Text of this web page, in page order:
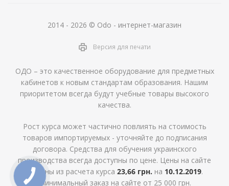
2014 - 2026 © Odo - интернет-магазин
Версия для печати
ОДО – это качественное оборудование для предметных
кабинетов к новым стандартам образования. Нашим
приоритетом всегда будут учебные товары высокого
качества.
Рост курса может частично повлиять на стоимость
товаров импортируемых - уточняйте до подписания
договора. Средства для обучения украинского
производства всегда доступны по цене. Цены на сайте
указаны из расчета курса 23,66 грн. на 10.12.2019.
Минимальный заказ на сайте от 25 000 грн.